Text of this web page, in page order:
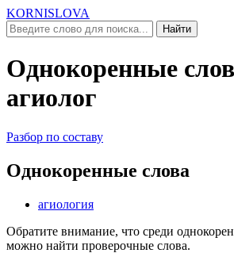
KORNISLOVA
Найти
Однокоренные
агиолог
Разбор по составу
Однокоренные слова
агиология
Обратите внимание, что среди
можно найти проверочные слова.